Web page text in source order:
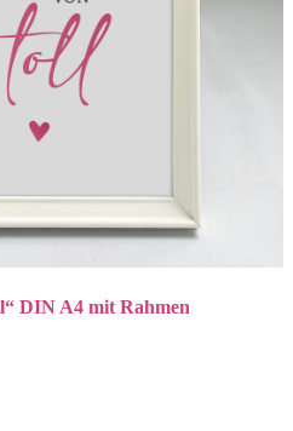
DIN A4 mit Rahmen